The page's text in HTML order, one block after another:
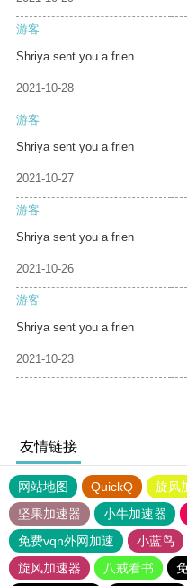
游客
Shriya sent you a frien
2021-10-28
游客
Shriya sent you a frien
2021-10-27
游客
Shriya sent you a frien
2021-10-26
游客
Shriya sent you a frien
2021-10-23
友情链接
网站地图 QuickQ 旋风
坚果加速器
小牛加速器
免费vqn外网加速
小蓝鸟
旋风加速器
八戒看书